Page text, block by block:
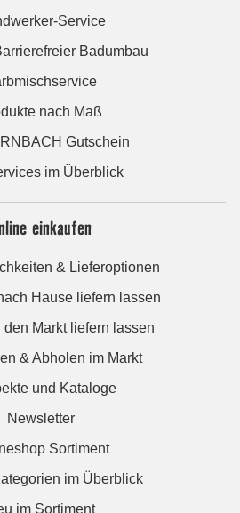
Service
Badumbau
nach Maß
Gutschein
im Überblick
einkaufen
& Lieferoptionen
Hause liefern lassen
den Markt liefern lassen
& Abholen im Markt
und Kataloge
Newsletter
Sortiment
im Überblick
im Sortiment